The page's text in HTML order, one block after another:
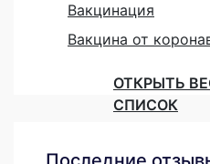
Вакцинация
Вакцина от
ОТКРЫТЬ
СПИСОК